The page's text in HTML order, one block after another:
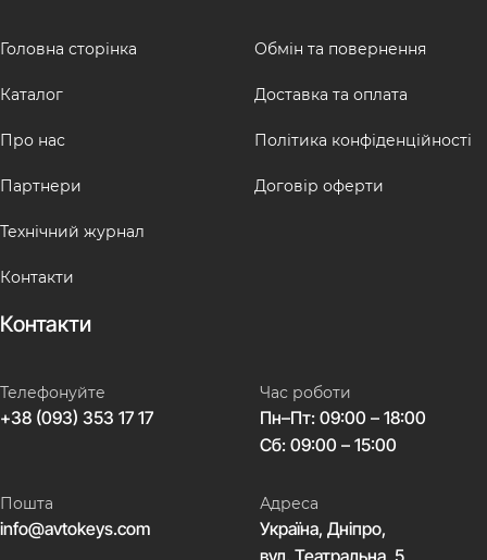
Головна сторінка
Каталог
Про нас
Партнери
Технічний журнал
Контакти
Обмін та повернення
Доставка та оплата
Політика конфіденційності
Договір оферти
Контакти
Телефонуйте
+38 (093) 353 17 17
Час роботи
Пн–Пт: 09:00 – 18:00
Сб: 09:00 – 15:00
Пошта
info@avtokeys.com
Адреса
Україна, Дніпро,